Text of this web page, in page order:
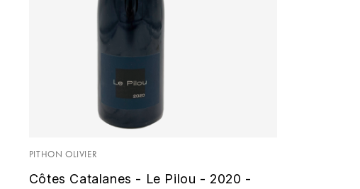
PITHON OLIVIER
Côtes Catalanes - Le Pilou - 2020 -